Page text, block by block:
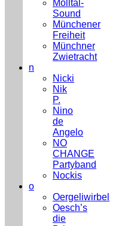
Mölltal-
Sound
Münchener
Freiheit
Münchner
Zwietracht
n
Nicki
Nik
P.
Nino
de
Angelo
NO
CHANGE
Partyband
Nockis
o
Oergeliwirbel
Oesch’s
die